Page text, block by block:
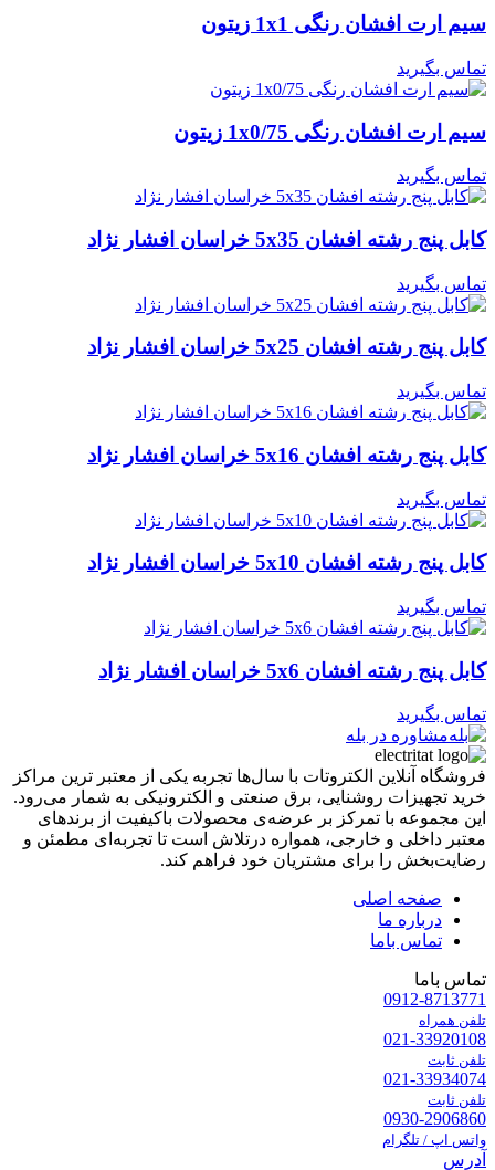
سیم ارت افشان رنگی 1x1 زیتون
تماس بگیرید
سیم ارت افشان رنگی 1x0/75 زیتون
تماس بگیرید
کابل پنج رشته افشان 5x35 خراسان افشار نژاد
تماس بگیرید
کابل پنج رشته افشان 5x25 خراسان افشار نژاد
تماس بگیرید
کابل پنج رشته افشان 5x16 خراسان افشار نژاد
تماس بگیرید
کابل پنج رشته افشان 5x10 خراسان افشار نژاد
تماس بگیرید
کابل پنج رشته افشان 5x6 خراسان افشار نژاد
تماس بگیرید
مشاوره در بله
فروشگاه آنلاین الکتروتات با سال‌ها تجربه یکی از معتبر ترین مراکز
خرید تجهیزات روشنایی، برق صنعتی و الکترونیکی به شمار می‌رود.
این مجموعه با تمرکز بر عرضه‌ی محصولات باکیفیت از برندهای
معتبر داخلی و خارجی، همواره درتلاش است تا تجربه‌ای مطمئن و
رضایت‌بخش را برای مشتریان خود فراهم کند.
صفحه اصلی
درباره ما
تماس باما
تماس باما
0912-8713771
تلفن همراه
021-33920108
تلفن ثابت
021-33934074
تلفن ثابت
0930-2906860
واتس اپ / تلگرام
آدرس